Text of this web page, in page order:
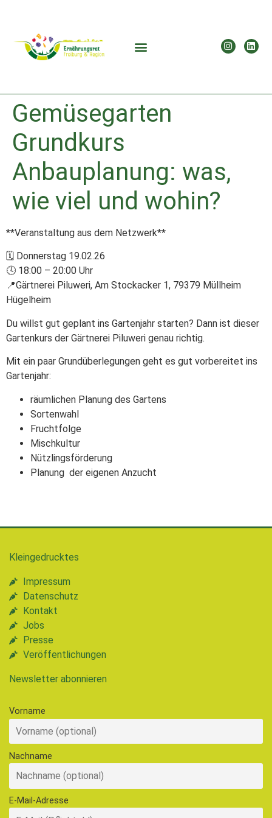
Gemüsegarten
Grundkurs
Anbauplanung: was,
wie viel und wohin?
**Veranstaltung aus dem Netzwerk**
🗓 Donnerstag 19.02.26
🕓 18:00 – 20:00 Uhr
📍Gärtnerei Piluweri, Am Stockacker 1, 79379 Müllheim
Hügelheim
Du willst gut geplant ins Gartenjahr starten? Dann ist dieser
Gartenkurs der Gärtnerei Piluweri genau richtig.
Mit ein paar Grundüberlegungen geht es gut vorbereitet ins
Gartenjahr:
räumlichen Planung des Gartens
Sortenwahl
Fruchtfolge
Mischkultur
Nützlingsförderung
Planung der eigenen Anzucht
Kleingedrucktes
Impressum
Datenschutz
Kontakt
Jobs
Presse
Veröffentlichungen
Newsletter abonnieren
Vorname
Nachname
E-Mail-Adresse